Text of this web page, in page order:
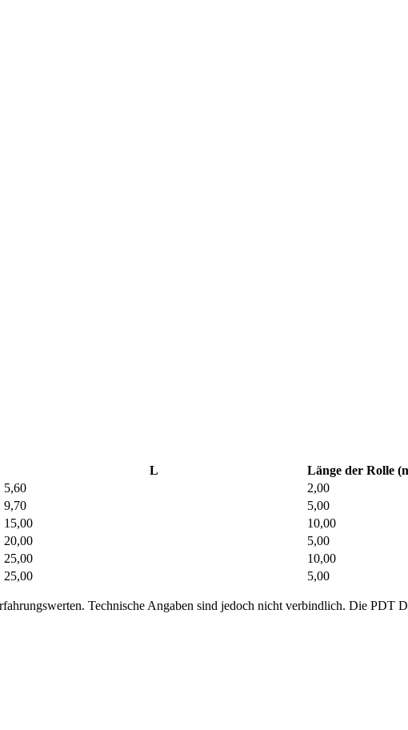
L
Länge der Rolle
5,60
2,00
9,70
5,00
15,00
10,00
20,00
5,00
25,00
10,00
25,00 5,00
Technische Angaben sind jedoch nicht verbindlich. Die PDT